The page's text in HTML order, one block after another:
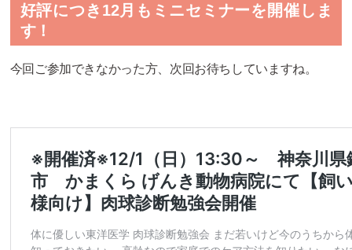
好評につき12月もミニセミナーを開催しま
す！
今回ご参加できなかった方、次回お待ちしていますね。